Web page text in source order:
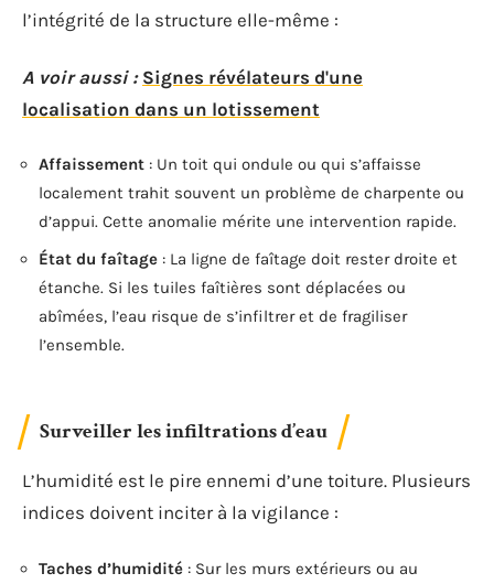
l’intégrité de la structure elle-même :
A voir aussi : Signes révélateurs d'une
localisation dans un lotissement
Affaissement : Un toit qui ondule ou qui s’affaisse
localement trahit souvent un problème de charpente ou
d’appui. Cette anomalie mérite une intervention rapide.
État du faîtage : La ligne de faîtage doit rester droite et
étanche. Si les tuiles faîtières sont déplacées ou
abîmées, l’eau risque de s’infiltrer et de fragiliser
l’ensemble.
Surveiller les infiltrations d’eau
L’humidité est le pire ennemi d’une toiture. Plusieurs
indices doivent inciter à la vigilance :
Taches d’humidité : Sur les murs extérieurs ou au